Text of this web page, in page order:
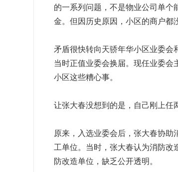
的一系列问题，不是物业公司单个
金。但因历史原因，小区的商户都
矛盾很快转向天骄年华小区业委会
当时正值业委会换届。现任业委
小区这些糟心事。
让张大春没想到的是，自己刚上任
原来，入选业委会后，张大春协助
工单位。当时，张大春认为消防改
防改造单位，缺乏公开透明。